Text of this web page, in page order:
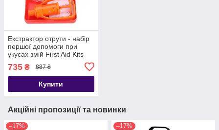
Екстрактор отрути - набір
першої допомоги при
укусах змій First Aid Kits
735 ₴ 887 ₴
Купити
Акційні пропозиції та новинки
–17% –17%